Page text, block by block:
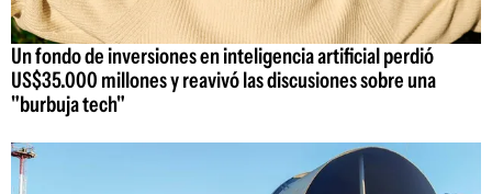
Un fondo de inversiones en inteligencia artificial perdió
US$35.000 millones y reavivó las discusiones sobre una
"burbuja tech"